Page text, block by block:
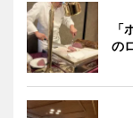
「
の